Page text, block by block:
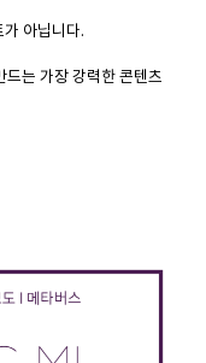
아닙니다.
는 가장 강력한 콘텐츠